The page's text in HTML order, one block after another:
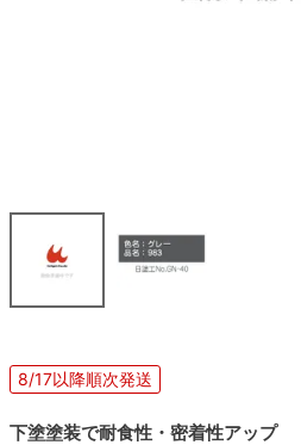
8/17以降順次発送
下塗塗装で耐食性・密着性アップ